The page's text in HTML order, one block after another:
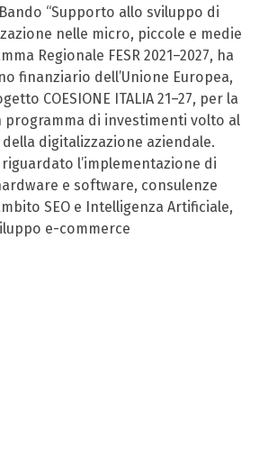
“Supporto allo sviluppo di
nelle micro, piccole e medie
Regionale FESR 2021–2027, ha
finanziario dell’Unione Europea,
COESIONE ITALIA 21–27, per la
programma di investimenti volto al
digitalizzazione aziendale.
riguardato l’implementazione di
e software, consulenze
SEO e Intelligenza Artificiale,
e-commerce